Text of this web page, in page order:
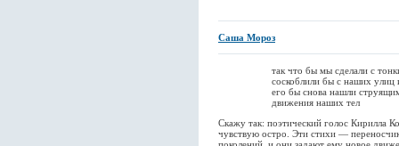
Саша Мороз
так что бы мы сделали с тонким
соскоблили бы с наших улиц и в
его бы снова нашли струящимся,
движения наших тел
Скажу так: поэтический голос Кирилла
чувствую остро. Эти стихи —